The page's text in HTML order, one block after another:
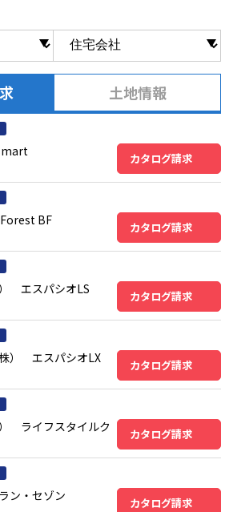
土地情報
カタログ請求
BF カタログ請求
エスパシオLS カタログ請求
） エスパシオLX カタログ請求
ライフスタイルク
カタログ請求
ン・セゾン カタログ請求